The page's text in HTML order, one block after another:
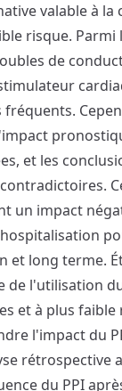
valable à la
risque. Parmi
de
fréquents.
et les
un impact
et long terme.
de l'utilisation
et à plus faible
l'impact du
rétrospective
du PPI